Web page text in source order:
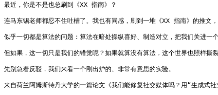
最近，你是不是也总刷到《XX 指南》？
连马东锡老师都忍不住吐槽了。我也有同感，刷到一堆《XX 指南》的推
似乎一切都是算法的问题：算法在暗处操纵喜好、制造对立，把我们关进一
但如果，这一切只是我们的错觉呢？如果就算没有算法，这个世界也照样
先别急着反驳，我们来看一个刚出炉的、非常有意思的实验。
来自荷兰阿姆斯特丹大学的一篇论文《我们能修复社交媒体吗？用“生成